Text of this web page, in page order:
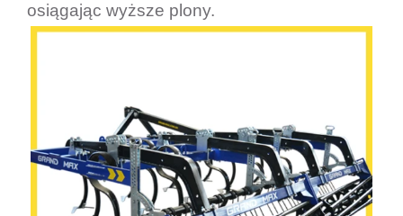
osiągając wyższe plony.